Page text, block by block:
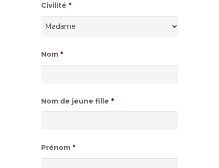
Civilité *
Nom *
Nom de jeune fille *
Prénom *